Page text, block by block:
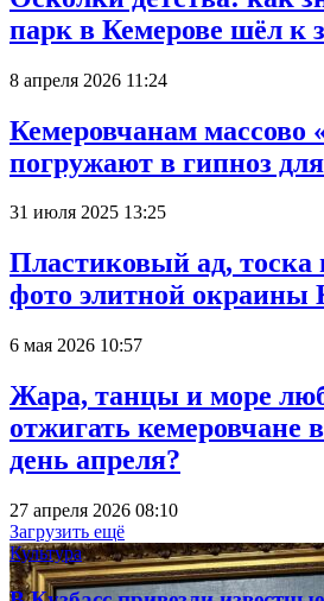
парк в Кемерове шёл к
8 апреля 2026 11:24
Кемеровчанам массово
погружают в гипноз
31 июля 2025 13:25
Пластиковый ад, тоска
фото элитной окраины
6 мая 2026 10:57
Жара, танцы и море
отжигать кемеровчане
день апреля?
27 апреля 2026 08:10
Загрузить ещё
Культура